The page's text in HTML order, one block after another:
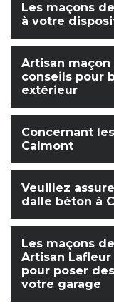
Les maçons
à votre
Artisan
conseils pour
extérieur
Concernant
Calmont
Veuillez
dalle béton à
Les maçons
Artisan
pour poser
votre garage